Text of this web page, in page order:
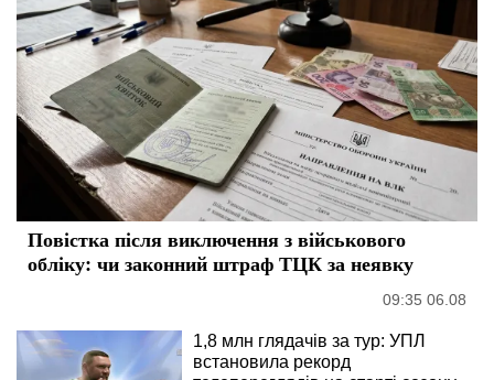
Повістка після виключення з військового
обліку: чи законний штраф ТЦК за неявку
09:35 06.08
1,8 млн глядачів за тур: УПЛ
встановила рекорд